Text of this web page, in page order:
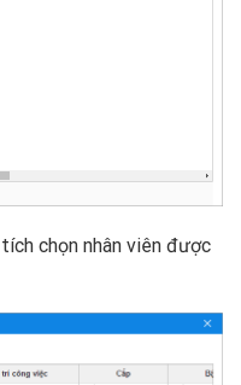
chọn nhân viên được